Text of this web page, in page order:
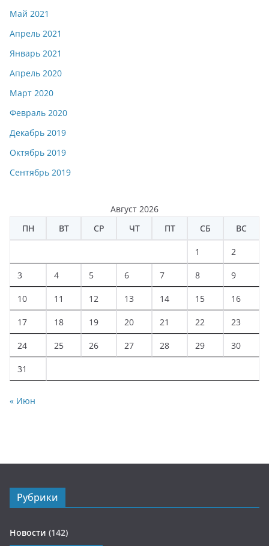
Май 2021
Апрель 2021
Январь 2021
Апрель 2020
Март 2020
Февраль 2020
Декабрь 2019
Октябрь 2019
Сентябрь 2019
Август 2026
ПН
ВТ СР ЧТ ПТ СБ ВС
1 2
3 4 5 6 7 8 9
10 11 12 13 14 15 16
17 18 19 20 21 22 23
24 25 26 27 28 29 30
31
« Июн
Рубрики
Новости (142)